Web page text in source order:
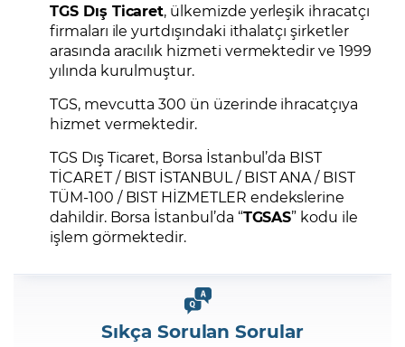
TGS Dış Ticaret, ülkemizde yerleşik ihracatçı
firmaları ile yurtdışındaki ithalatçı şirketler
arasında aracılık hizmeti vermektedir ve 1999
yılında kurulmuştur.
TGS, mevcutta 300 ün üzerinde ihracatçıya
hizmet vermektedir.
TGS Dış Ticaret, Borsa İstanbul’da BIST
TİCARET / BIST İSTANBUL / BIST ANA / BIST
TÜM-100 / BIST HİZMETLER endekslerine
dahildir. Borsa İstanbul’da “TGSAS” kodu ile
işlem görmektedir.
Sıkça Sorulan Sorular